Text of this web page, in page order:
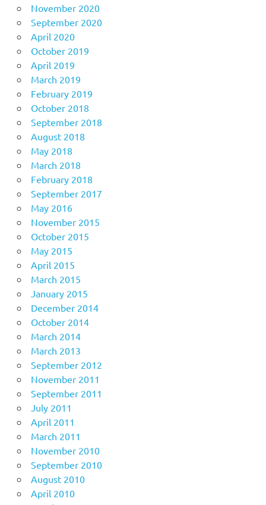
November 2020
September 2020
April 2020
October 2019
April 2019
March 2019
February 2019
October 2018
September 2018
August 2018
May 2018
March 2018
February 2018
September 2017
May 2016
November 2015
October 2015
May 2015
April 2015
March 2015
January 2015
December 2014
October 2014
March 2014
March 2013
September 2012
November 2011
September 2011
July 2011
April 2011
March 2011
November 2010
September 2010
August 2010
April 2010